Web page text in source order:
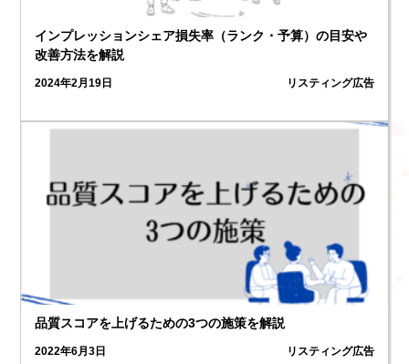
インプレッションシェア損失率（ランク・予算）の目安や
改善方法を解説
2024年2月19日 リスティング広告
品質スコアを上げるための3つの施策を解説
2022年6月3日 リスティング広告